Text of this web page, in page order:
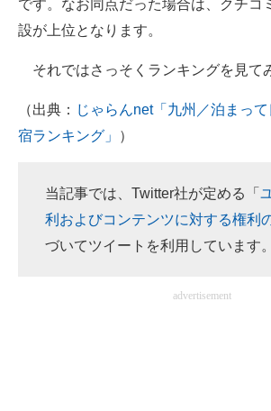
エネルギーの専門メディア
建設×テクノロジーの最前線
ちょっと気になるネットの話題
です。なお同点だった場合は、クチコ
設が上位となります。
それではさっそくランキングを見て
（出典： じゃらんnet「九州／泊まって
宿ランキング」
）
当記事では、Twitter社が定める「
利およびコンテンツに対する権利
づいてツイートを利用しています。
advertisement